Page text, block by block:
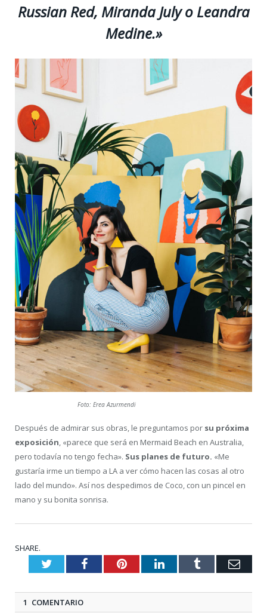
Russian Red, Miranda July o Leandra
Medine.»
Foto: Erea Azurmendi
Después de admirar sus obras, le preguntamos por su próxima
exposición, «parece que será en Mermaid Beach en Australia,
pero todavía no tengo fecha». Sus planes de futuro. «Me
gustaría irme un tiempo a LA a ver cómo hacen las cosas al otro
lado del mundo». Así nos despedimos de Coco, con un pincel en
mano y su bonita sonrisa.
SHARE.
TwitterFacebookPinterestLinkedInTumblr
1 COMENTARIO